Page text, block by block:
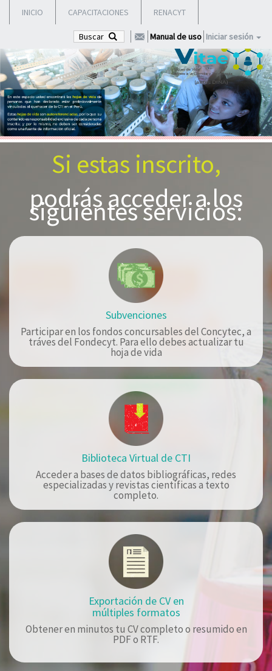
INICIO CAPACITACIONES RENACYT
Buscar Manual de uso Iniciar sesión
Si estas inscrito,
podrás acceder a los
siguientes servicios:
Subvenciones
Participar en los fondos concursables del Concytec, a
tráves del Fondecyt. Para ello debes actualizar tu
hoja de vida
Biblioteca Virtual de CTI
Acceder a bases de datos bibliográficas, redes
especializadas y revistas científicas a texto
completo.
Exportación de CV en
múltiples formatos
Obtener en minutos tu CV completo o resumido en
PDF o RTF.